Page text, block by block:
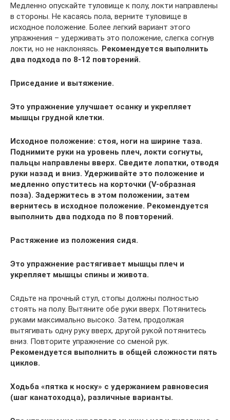
Медленно опускайте туловище к полу, локти направлены
в стороны. Не касаясь пола, верните туловище в
исходное положение. Более легкий вариант этого
упражнения – удерживать это положение, слегка согнув
локти, но не наклоняясь. Рекомендуется выполнить
два подхода по 8-12 повторений.
Приседание и вытяжение.
Это упражнение улучшает осанку и укрепляет
мышцы грудной клетки.
Исходное положение: стоя, ноги на ширине таза.
Поднимите руки на уровень плеч, локти согнуты,
пальцы направлены вверх. Сведите лопатки, отводя
руки назад и вниз. Удерживайте это положение и
медленно опуститесь на корточки (V-образная
поза). Задержитесь в этом положении, затем
вернитесь в исходное положение. Рекомендуется
выполнить два подхода по 8 повторений.
Растяжение из положения сидя.
Это упражнение растягивает мышцы плеч и
укрепляет мышцы спины и живота.
Сядьте на прочный стул, стопы должны полностью
стоять на полу. Вытяните обе руки вверх. Потянитесь
руками максимально высоко. Затем, продолжая
вытягивать одну руку вверх, другой рукой потянитесь
вниз. Повторите упражнение со сменой рук.
Рекомендуется выполнить в общей сложности пять
циклов.
Ходьба «пятка к носку» с удержанием равновесия
(шаг канатоходца), различные варианты.